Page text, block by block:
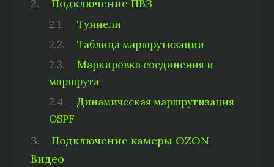
Подключение ПВЗ
Туннели
Таблица маршрутизации
Маркировка соединения и
маршрута
Динамическая маршрутизация
OSPF
Подключение камеры OZON
Видео